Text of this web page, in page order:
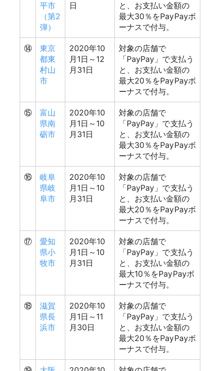
平市
（第2
弾）
日
と、お支払い金額の
最大30％をPayPayボ
ーナスで付与。
⑭
東京
都東
村山
市
2020年10
月1日～12
月31日
対象の店舗で
「PayPay」で支払う
と、お支払い金額の
最大20％をPayPayボ
ーナスで付与。
⑮
富山
県南
砺市
2020年10
月1日～10
月31日
対象の店舗で
「PayPay」で支払う
と、お支払い金額の
最大30％をPayPayボ
ーナスで付与。
⑯
岐阜
県岐
阜市
2020年10
月1日～10
月31日
対象の店舗で
「PayPay」で支払う
と、お支払い金額の
最大20％をPayPayボ
ーナスで付与。
⑰
愛知
県小
牧市
2020年10
月1日～10
月31日
対象の店舗で
「PayPay」で支払う
と、お支払い金額の
最大10％をPayPayボ
ーナスで付与。
⑱
滋賀
県長
浜市
2020年10
月1日～11
月30日
対象の店舗で
「PayPay」で支払う
と、お支払い金額の
最大20％をPayPayボ
ーナスで付与。